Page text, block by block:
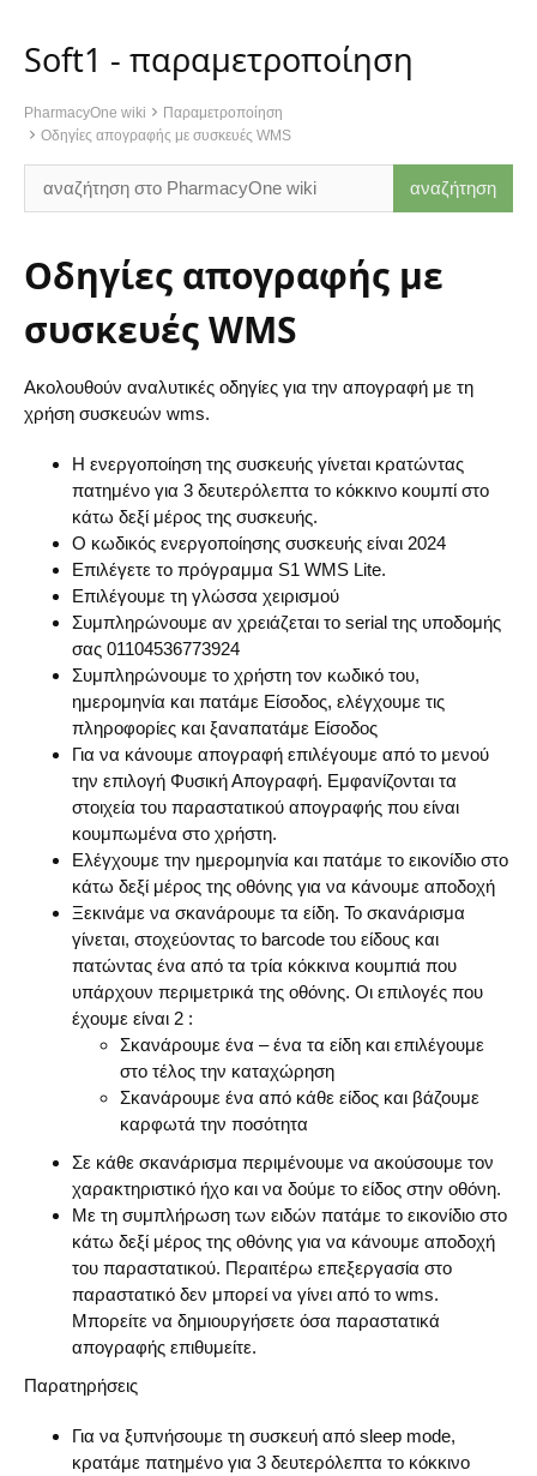
Soft1 - παραμετροποίηση
PharmacyOne wiki
Παραμετροποίηση
Οδηγίες απογραφής με συσκευές WMS
Οδηγίες απογραφής με
συσκευές WMS
Ακολουθούν αναλυτικές οδηγίες για την απογραφή με τη
χρήση συσκευών wms.
Η ενεργοποίηση της συσκευής γίνεται κρατώντας
πατημένο για 3 δευτερόλεπτα το κόκκινο κουμπί στο
κάτω δεξί μέρος της συσκευής.
Ο κωδικός ενεργοποίησης συσκευής είναι 2024
Επιλέγετε το πρόγραμμα S1 WMS Lite.
Επιλέγουμε τη γλώσσα χειρισμού
Συμπληρώνουμε αν χρειάζεται το serial της υποδομής
σας 01104536773924
Συμπληρώνουμε το χρήστη τον κωδικό του,
ημερομηνία και πατάμε Είσοδος, ελέγχουμε τις
πληροφορίες και ξαναπατάμε Είσοδος
Για να κάνουμε απογραφή επιλέγουμε από το μενού
την επιλογή Φυσική Απογραφή. Εμφανίζονται τα
στοιχεία του παραστατικού απογραφής που είναι
κουμπωμένα στο χρήστη.
Ελέγχουμε την ημερομηνία και πατάμε το εικονίδιο στο
κάτω δεξί μέρος της οθόνης για να κάνουμε αποδοχή
Ξεκινάμε να σκανάρουμε τα είδη. Το σκανάρισμα
γίνεται, στοχεύοντας το barcode του είδους και
πατώντας ένα από τα τρία κόκκινα κουμπιά που
υπάρχουν περιμετρικά της οθόνης. Οι επιλογές που
έχουμε είναι 2 :
Σκανάρουμε ένα – ένα τα είδη και επιλέγουμε
στο τέλος την καταχώρηση
Σκανάρουμε ένα από κάθε είδος και βάζουμε
καρφωτά την ποσότητα
Σε κάθε σκανάρισμα περιμένουμε να ακούσουμε τον
χαρακτηριστικό ήχο και να δούμε το είδος στην οθόνη.
Με τη συμπλήρωση των ειδών πατάμε το εικονίδιο στο
κάτω δεξί μέρος της οθόνης για να κάνουμε αποδοχή
του παραστατικού. Περαιτέρω επεξεργασία στο
παραστατικό δεν μπορεί να γίνει από το wms.
Μπορείτε να δημιουργήσετε όσα παραστατικά
απογραφής επιθυμείτε.
Παρατηρήσεις
Για να ξυπνήσουμε τη συσκευή από sleep mode,
κρατάμε πατημένο για 3 δευτερόλεπτα το κόκκινο